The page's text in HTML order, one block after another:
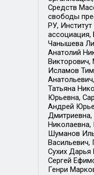
Средств
свободы
РУ,
Чанышева
Анатолий
Исламов
Татьяна
Юрьевна,
Андрей
Дмитриевна,
Николаевна,
Шуманов
Сухих
Сергей
Генри